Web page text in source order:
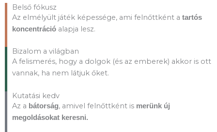
Belső fókusz
Az elmélyült játék képessége, ami felnőttként a tartós
koncentráció alapja lesz.
Bizalom a világban
A felismerés, hogy a dolgok (és az emberek) akkor is ott
vannak, ha nem látjuk őket.
Kutatási kedv
Az a bátorság, amivel felnőttként is merünk új
megoldásokat keresni.